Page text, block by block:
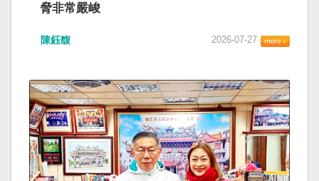
脅非常嚴峻
陳鈺馥 2026-07-27